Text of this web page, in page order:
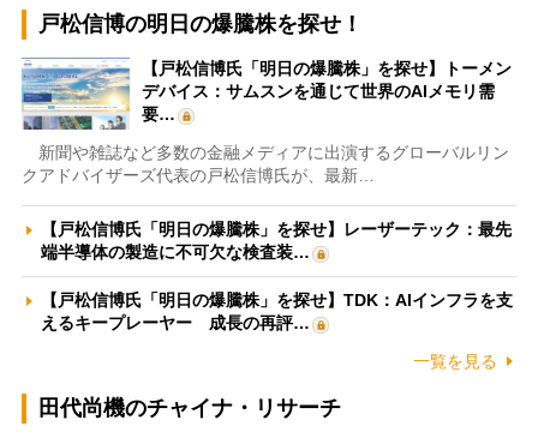
戸松信博の明日の爆騰株を探せ！
【戸松信博氏「明日の爆騰株」を探せ】トーメン
デバイス：サムスンを通じて世界のAIメモリ需
要…
新聞や雑誌など多数の金融メディアに出演するグローバルリン
クアドバイザーズ代表の戸松信博氏が、最新…
【戸松信博氏「明日の爆騰株」を探せ】レーザーテック：最先
端半導体の製造に不可欠な検査装…
【戸松信博氏「明日の爆騰株」を探せ】TDK：AIインフラを支
えるキープレーヤー 成長の再評…
一覧を見る
田代尚機のチャイナ・リサーチ